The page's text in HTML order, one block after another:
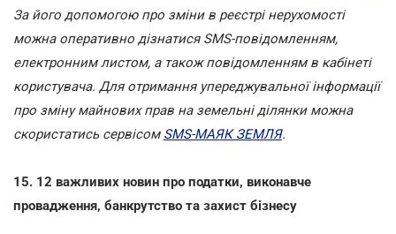
За його допомогою про зміни в реєстрі нерухомості
можна оперативно дізнатися SMS-повідомленням,
електронним листом, а також повідомленням в кабінеті
користувача. Для отримання упереджувальної інформації
про зміну майнових прав на земельні ділянки можна
скористатись сервісом SMS-МАЯК ЗЕМЛЯ.
15. 12 важливих новин про податки, виконавче
провадження, банкрутство та захист бізнесу